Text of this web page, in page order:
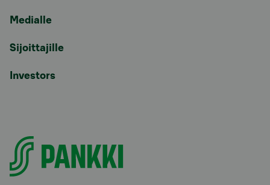
Medialle
Sijoittajille
Investors